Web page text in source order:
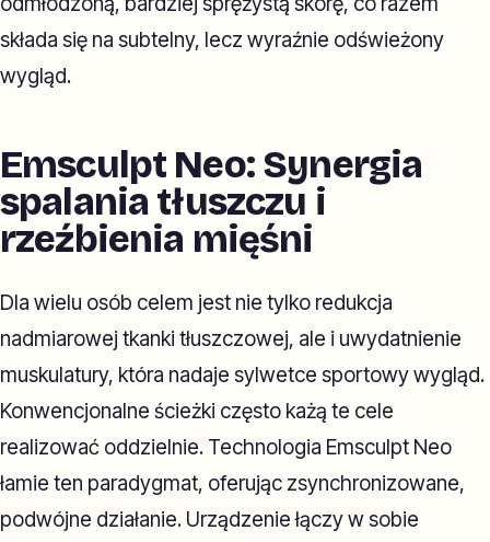
składa się na subtelny, lecz wyraźnie odświeżony
wygląd.
Emsculpt Neo: Synergia
spalania tłuszczu i
rzeźbienia mięśni
Dla wielu osób celem jest nie tylko redukcja
nadmiarowej tkanki tłuszczowej, ale i uwydatnienie
muskulatury, która nadaje sylwetce sportowy wygląd.
Konwencjonalne ścieżki często każą te cele
realizować oddzielnie. Technologia Emsculpt Neo
łamie ten paradygmat, oferując zsynchronizowane,
podwójne działanie. Urządzenie łączy w sobie